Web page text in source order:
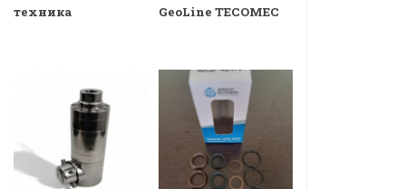
техника
GeoLine TECOMEC